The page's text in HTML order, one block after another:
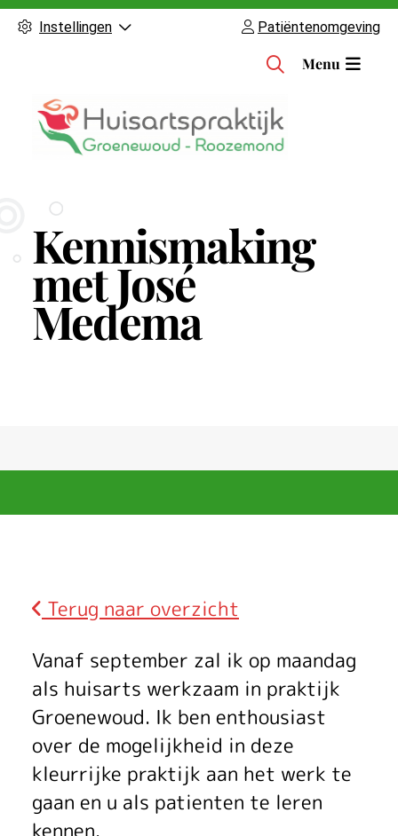
Instellingen Patiëntenomgeving
H
u
Menu
Kennismaking
met José
Medema
Terug naar overzicht
K
e
n
n
i
Vanaf september zal ik op maandag
als huisarts werkzaam in praktijk
Groenewoud. Ik ben enthousiast
over de mogelijkheid in deze
kleurrijke praktijk aan het werk te
gaan en u als patienten te leren